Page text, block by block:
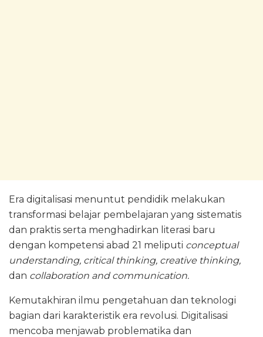
Era digitalisasi menuntut pendidik melakukan
transformasi belajar pembelajaran yang sistematis
dan praktis serta menghadirkan literasi baru
dengan kompetensi abad 21 meliputi conceptual
understanding, critical thinking, creative thinking,
dan collaboration and communication.
Kemutakhiran ilmu pengetahuan dan teknologi
bagian dari karakteristik era revolusi. Digitalisasi
mencoba menjawab problematika dan